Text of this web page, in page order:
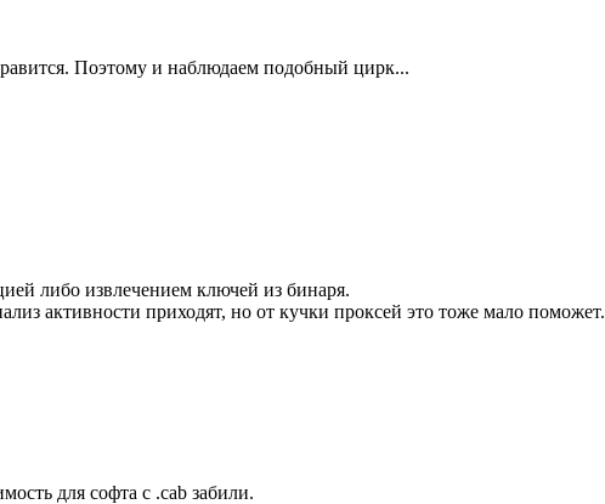
Поэтому и наблюдаем подобный цирк...
либо извлечением ключей из бинаря.
активности приходят, но от кучки проксей это тоже мало поможет.
для софта с .cab забили.